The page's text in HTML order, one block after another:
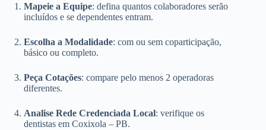
Mapeie a Equipe: defina quantos colaboradores serão
incluídos e se dependentes entram.
Escolha a Modalidade: com ou sem coparticipação,
básico ou completo.
Peça Cotações: compare pelo menos 2 operadoras
diferentes.
Analise Rede Credenciada Local: verifique os
dentistas em Coxixola – PB.